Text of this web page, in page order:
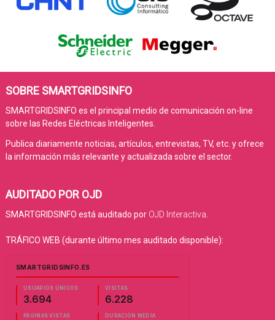
SOBRE SMARTGRIDSINFO
SMARTGRIDSINFO es el principal medio de comunicación on-line
sobre las Redes Eléctricas Inteligentes.
Publica diariamente noticias, artículos, entrevistas, TV, etc. y ofrece
la información más relevante y actualizada sobre el sector.
AUDITADO POR OJD
SMARTGRIDSINFO está auditado por OJD Interactiva
TRÁFICO WEB (durante último mes auditado disponible):